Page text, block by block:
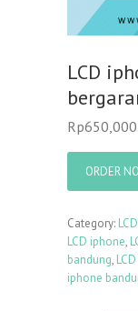
LCD
Rp
ORDER
Category:
LCD iphone,
bandung,
iphone